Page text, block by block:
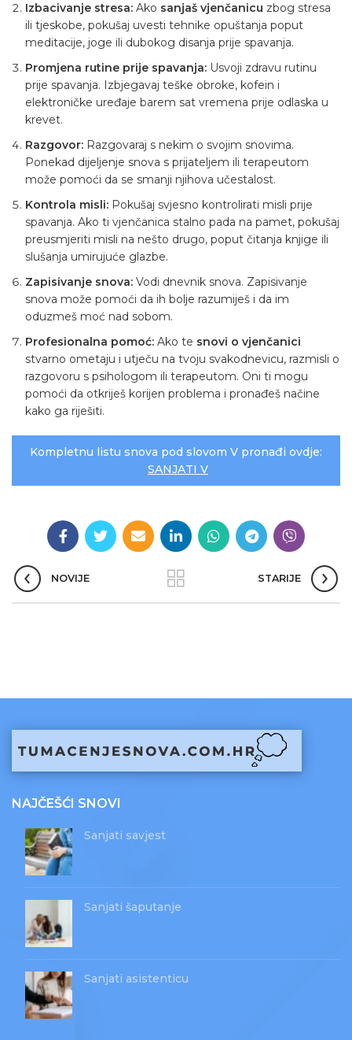
Izbacivanje stresa: Ako sanjaš vjenčanicu zbog stresa
ili tjeskobe, pokušaj uvesti tehnike opuštanja poput
meditacije, joge ili dubokog disanja prije spavanja.
Promjena rutine prije spavanja: Usvoji zdravu rutinu
prije spavanja. Izbjegavaj teške obroke, kofein i
elektroničke uređaje barem sat vremena prije odlaska u
krevet.
Razgovor: Razgovaraj s nekim o svojim snovima.
Ponekad dijeljenje snova s prijateljem ili terapeutom
može pomoći da se smanji njihova učestalost.
Kontrola misli: Pokušaj svjesno kontrolirati misli prije
spavanja. Ako ti vjenčanica stalno pada na pamet, pokušaj
preusmjeriti misli na nešto drugo, poput čitanja knjige ili
slušanja umirujuće glazbe.
Zapisivanje snova: Vodi dnevnik snova. Zapisivanje
snova može pomoći da ih bolje razumiješ i da im
oduzmeš moć nad sobom.
Profesionalna pomoć: Ako te snovi o vjenčanici
stvarno ometaju i utječu na tvoju svakodnevicu, razmisli o
razgovoru s psihologom ili terapeutom. Oni ti mogu
pomoći da otkriješ korijen problema i pronađeš načine
kako ga riješiti.
Kompletnu listu snova pod slovom V pronađi ovdje:
SANJATI V
NOVIJE STARIJE
NAJČEŠĆI SNOVI
Sanjati savjest
Sanjati šaputanje
Sanjati asistenticu